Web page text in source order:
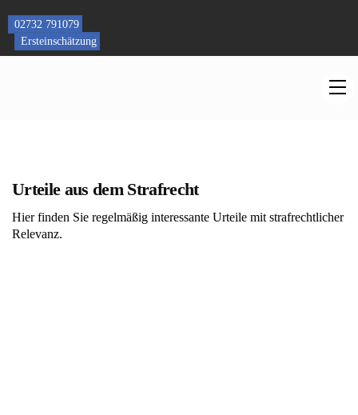
content
02732 791079
Ersteinschätzung
Urteile aus dem Strafrecht
Hier finden Sie regelmäßig interessante Urteile mit strafrechtlicher
Relevanz.